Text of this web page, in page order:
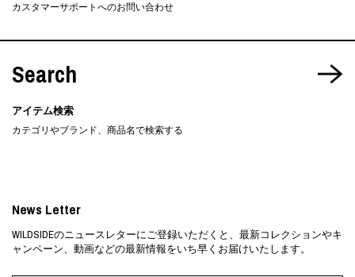
カスタマーサポートへのお問い合わせ
Search
アイテム検索
カテゴリやブランド、商品名で検索する
News Letter
WILDSIDEのニュースレターにご登録いただくと、最新コレクションやキ
ャンペーン、動画などの最新情報をいち早くお届けいたします。